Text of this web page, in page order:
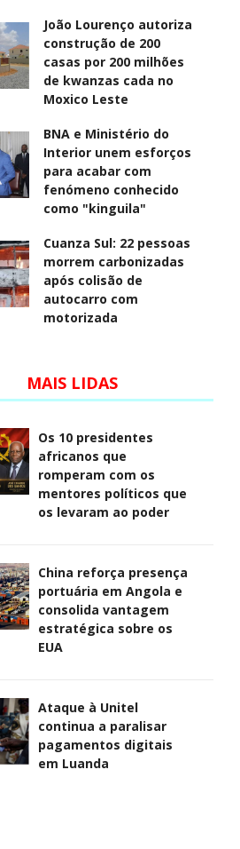
João Lourenço autoriza
construção de 200
casas por 200 milhões
de kwanzas cada no
Moxico Leste
BNA e Ministério do
Interior unem esforços
para acabar com
fenómeno conhecido
como "kinguila"
Cuanza Sul: 22 pessoas
morrem carbonizadas
após colisão de
autocarro com
motorizada
MAIS LIDAS
Os 10 presidentes
africanos que
romperam com os
mentores políticos que
os levaram ao poder
China reforça presença
portuária em Angola e
consolida vantagem
estratégica sobre os
EUA
Ataque à Unitel
continua a paralisar
pagamentos digitais
em Luanda